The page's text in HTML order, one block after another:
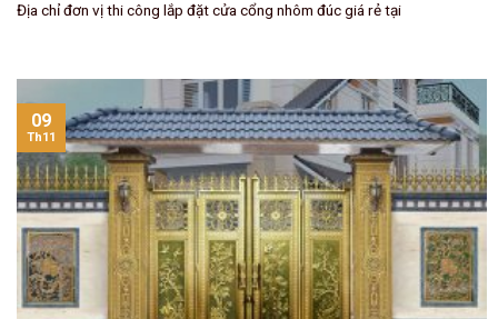
Địa chỉ đơn vị thi công lắp đặt cửa cổng nhôm đúc giá rẻ tại
09
Th11